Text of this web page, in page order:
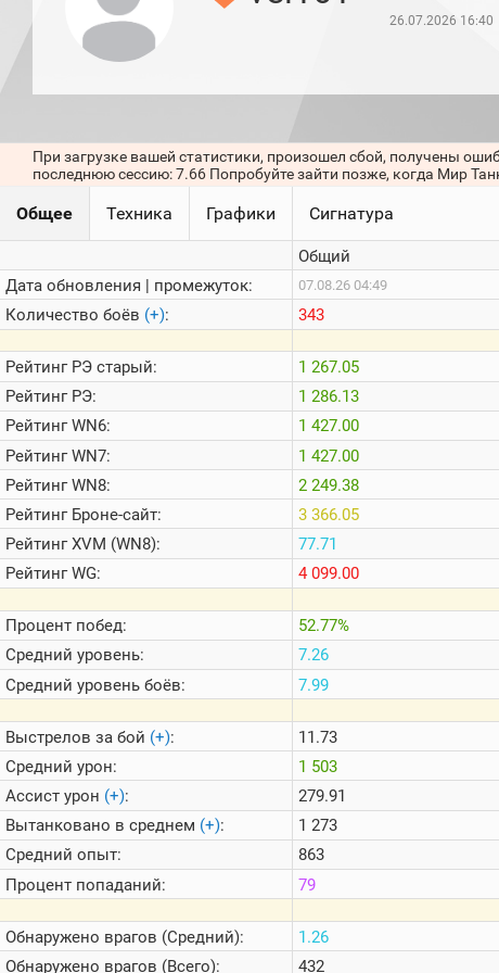
последние
сессии)
1000
стримеров
Информация
Онлайн
Цветовая
шкала
Теlegram
ВК
Портал
Мира
26.07.2026 16:40
При загрузке вашей статистики, произошел сбой, получены
последнюю сессию: 7.66 Попробуйте зайти позже, когда Мир
Общее Техника Графики Сигнатура
Дата обновления | промежуток:
Количество боёв (+):
РейтингРЭ старый:
РейтингРЭ:
РейтингWN6:
РейтингWN7:
РейтингWN8:
РейтингБроне-сайт:
РейтингXVM (WN8):
РейтингWG:
Процент побед:
Средний уровень:
Средний уровень боёв:
Выстрелов за бой (+):
Средний урон:
Ассист урон (+):
Вытанковано в среднем (+):
Средний опыт:
Процент попаданий:
Обнаружено врагов (Средний):
Обнаружено врагов (Всего):
Общий
07.08.26 04:49
343
1 267.05
1 286.13
1 427.00
1 427.00
2 249.38
3 366.05
77.71
4 099.00
52.77%
7.26
7.99
11.73
1 503
279.91
1 273
863
79
1.26
432